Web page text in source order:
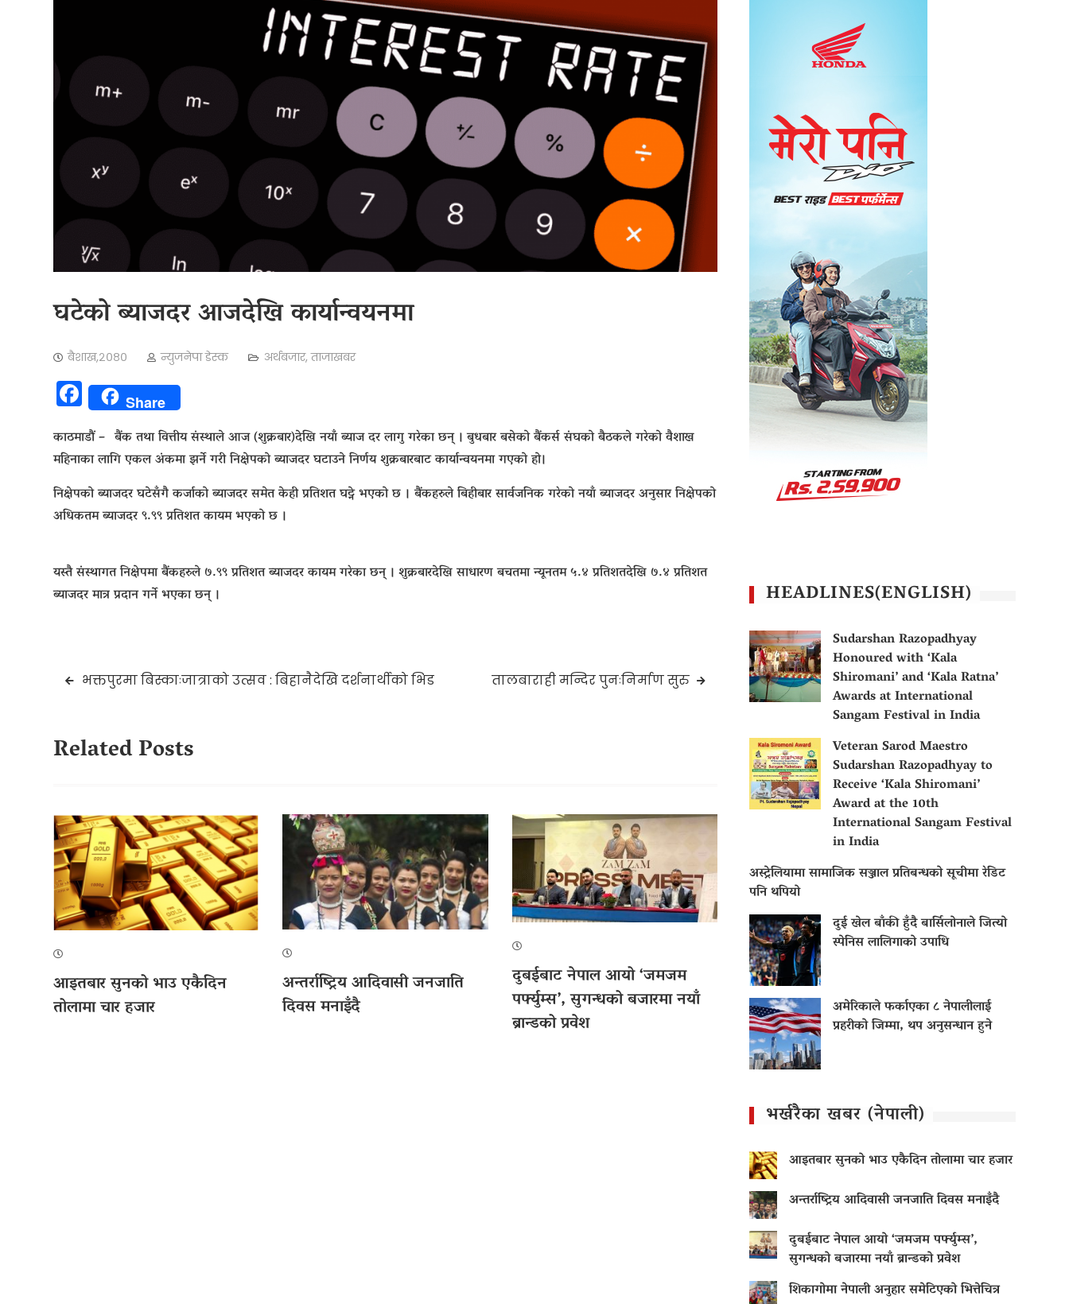
घटेको ब्याजदर आजदेखि कार्यान्वयनमा
बैशाख,२०८० न्युजनेपा डेस्क अर्थबजार,ताजाखबर
Facebook
Share
काठमाडौं – बैंक तथा वित्तीय संस्थाले आज (शुक्रबार)देखि नयाँ ब्याज दर लागु गरेका छन् । बुधबार बसेको बैंकर्स संघको बैठकले गरेको वैशाख
महिनाका लागि एकल अंकमा झर्ने गरी निक्षेपको ब्याजदर घटाउने निर्णय शुक्रबारबाट कार्यान्वयनमा गएको हो।
निक्षेपको ब्याजदर घटेसँगै कर्जाको ब्याजदर समेत केही प्रतिशत घट्ने भएको छ । बैंकहरुले बिहीबार सार्वजनिक गरेको नयाँ ब्याजदर अनुसार निक्षेपको
अधिकतम ब्याजदर ९.९९ प्रतिशत कायम भएको छ ।
यस्तै संस्थागत निक्षेपमा बैंकहरुले ७.९९ प्रतिशत ब्याजदर कायम गरेका छन् । शुक्रबारदेखि साधारण बचतमा न्यूनतम ५.४ प्रतिशतदेखि ७.४ प्रतिशत
ब्याजदर मात्र प्रदान गर्ने भएका छन् ।
Postभक्तपुरमा बिस्काःजात्राको उत्सव : बिहानैदेखि दर्शनार्थीको भिड तालबाराही मन्दिर पुनःनिर्माण सुरु
Related Posts
आइतबार सुनको भाउ एकैदिन
तोलामा चार हजार
अन्तर्राष्ट्रिय आदिवासी जनजाति
दिवस मनाइँदै
दुबईबाट नेपाल आयो ‘जमजम
पर्फ्युम्स’, सुगन्धको बजारमा नयाँ
ब्रान्डको प्रवेश
HEADLINES(ENGLISH)
Sudarshan Razopadhyay
Honoured with ‘Kala
Shiromani’ and ‘Kala Ratna’
Awards at International
Sangam Festival in India
Veteran Sarod Maestro
Sudarshan Razopadhyay to
Receive ‘Kala Shiromani’
Award at the 10th
International Sangam Festival
in India
अस्ट्रेलियामा सामाजिक सञ्जाल प्रतिबन्धको सूचीमा रेडिट
पनि थपियो
दुई खेल बाँकी हुँदै बार्सिलोनाले जित्यो
स्पेनिस लालिगाको उपाधि
अमेरिकाले फर्काएका ८ नेपालीलाई
प्रहरीको जिम्मा, थप अनुसन्धान हुने
भर्खरैका खबर (नेपाली)
आइतबार सुनको भाउ एकैदिन तोलामा चार हजार
अन्तर्राष्ट्रिय आदिवासी जनजाति दिवस मनाइँदै
दुबईबाट नेपाल आयो ‘जमजम पर्फ्युम्स’,
सुगन्धको बजारमा नयाँ ब्रान्डको प्रवेश
शिकागोमा नेपाली अनुहार समेटिएको भित्तेचित्र